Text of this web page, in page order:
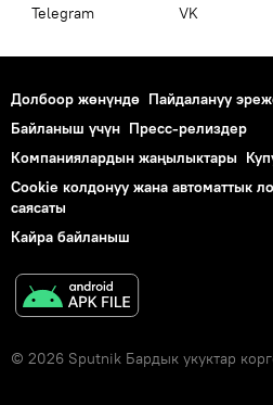
Telegram VK
Долбоор жөнүндө Пайдалануу
Байланыш үчүн Пресс-релиздер
Компаниялардын жаңылыктары
Cookie колдонуу жана автоматтык
саясаты
Кайра байланыш
© 2026 Sputnik Бардык укуктар